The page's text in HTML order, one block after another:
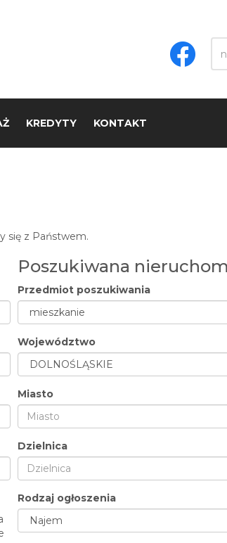
KREDYTY KONTAKT
się z Państwem.
Poszukiwana
Przedmiot poszukiwania
Województwo
Miasto
Dzielnica
Rodzaj ogłoszenia